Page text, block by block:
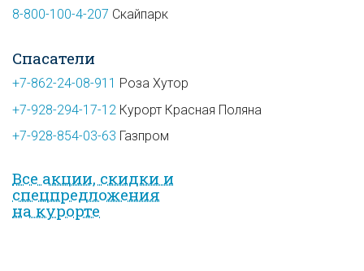
8-800-100-4-207 Скайпарк
Спасатели
+7-862-24-08-911 Роза Хутор
+7-928-294-17-12 Курорт Красная Поляна
+7-928-854-03-63 Газпром
Все акции, скидки и
спец­предложе­ния
на курорте